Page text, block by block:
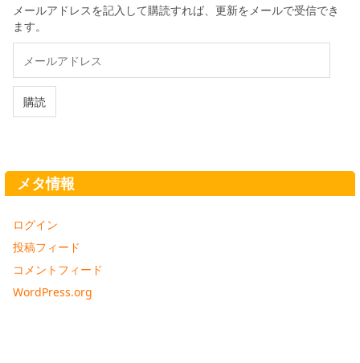
メールアドレスを記入して購読すれば、更新をメールで受信でき
ます。
ル
ド
購読
メタ情報
ログイン
投稿フィード
コメントフィード
WordPress.org